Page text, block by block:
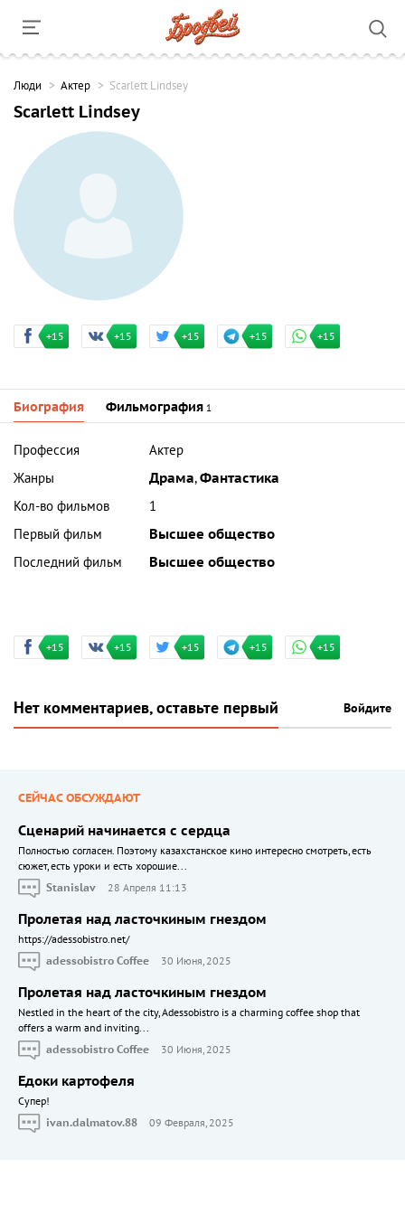
Люди Актер Scarlett Lindsey
Scarlett Lindsey
+15 +15 +15 +15 +15
Биография Фильмография 1
Профессия
Актер
Жанры
Драма,Фантастика
Кол-во фильмов
1
Первый фильм
Высшее общество
Последний фильм
Высшее общество
+15 +15 +15 +15 +15
Нет комментариев, оставьте первый Войдите
СЕЙЧАС ОБСУЖДАЮТ
Сценарий начинается с сердца
Полностью согласен. Поэтому казахстанское кино интересно смотреть, есть
сюжет, есть уроки и есть хорошие...
Stanislav
28 Апреля 11:13
Пролетая над ласточкиным гнездом
https://adessobistro.net/
adessobistro Coffee
30 Июня, 2025
Пролетая над ласточкиным гнездом
Nestled in the heart of the city, Adessobistro is a charming coffee shop that
offers a warm and inviting...
adessobistro Coffee
30 Июня, 2025
Едоки картофеля
Cупер!
ivan.dalmatov.88
09 Февраля, 2025